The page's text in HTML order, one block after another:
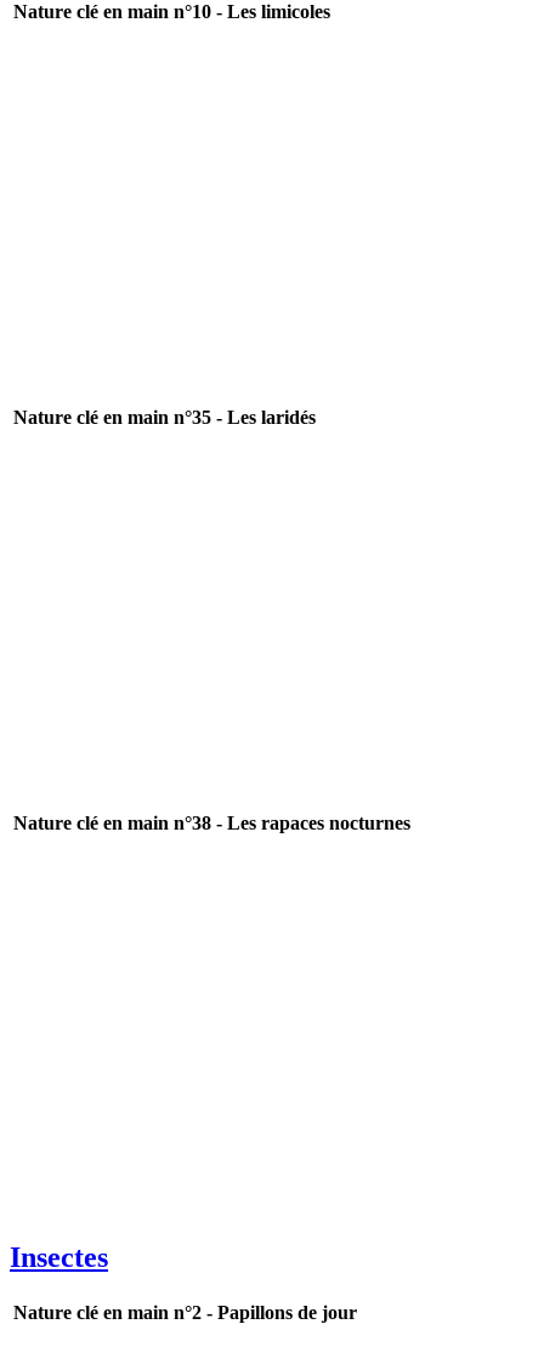
Nature clé en main n°10 - Les limicoles
Nature clé en main n°35 - Les laridés
Nature clé en main n°38 - Les rapaces nocturnes
Insectes
Nature clé en main n°2 - Papillons de jour